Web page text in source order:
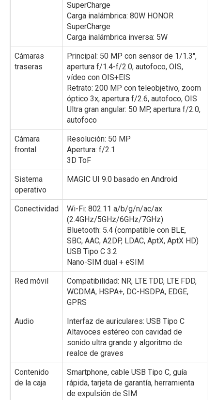
SuperCharge
Carga inalámbrica: 80W HONOR
SuperCharge
Carga inalámbrica inversa: 5W
Cámaras
traseras
Principal: 50 MP con sensor de 1/1.3″,
apertura f/1.4-f/2.0, autofoco, OIS,
vídeo con OIS+EIS
Retrato: 200 MP con teleobjetivo, zoom
óptico 3x, apertura f/2.6, autofoco, OIS
Ultra gran angular: 50 MP, apertura f/2.0,
autofoco
Cámara
frontal
Resolución: 50 MP
Apertura: f/2.1
3D ToF
Sistema
operativo
MAGIC UI 9.0 basado en Android
Conectividad
Wi-Fi: 802.11 a/b/g/n/ac/ax
(2.4GHz/5GHz/6GHz/7GHz)
Bluetooth: 5.4 (compatible con BLE,
SBC, AAC, A2DP, LDAC, AptX, AptX HD)
USB Tipo C 3.2
Nano-SIM dual + eSIM
Red móvil
Compatibilidad: NR, LTE TDD, LTE FDD,
WCDMA, HSPA+, DC-HSDPA, EDGE,
GPRS
Audio
Interfaz de auriculares: USB Tipo C
Altavoces estéreo con cavidad de
sonido ultra grande y algoritmo de
realce de graves
Contenido
de la caja
Smartphone, cable USB Tipo C, guía
rápida, tarjeta de garantía, herramienta
de expulsión de SIM